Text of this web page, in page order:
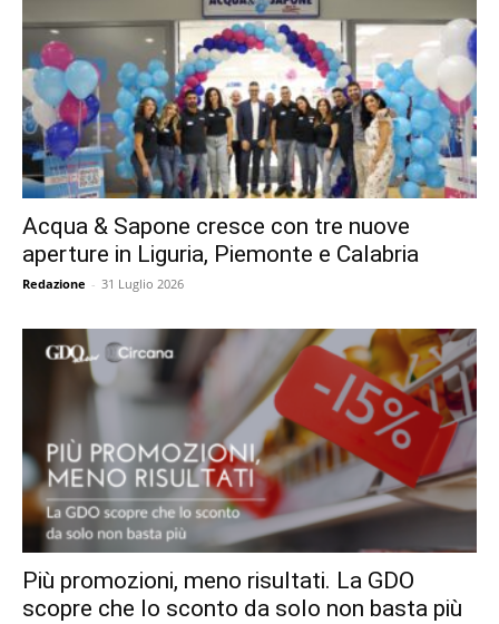
Acqua & Sapone cresce con tre nuove
aperture in Liguria, Piemonte e Calabria
Redazione - 31 Luglio 2026
Più promozioni, meno risultati. La GDO
scopre che lo sconto da solo non basta più